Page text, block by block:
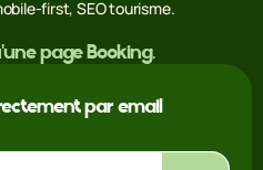
first, SEO tourisme.
page Booking.
par email